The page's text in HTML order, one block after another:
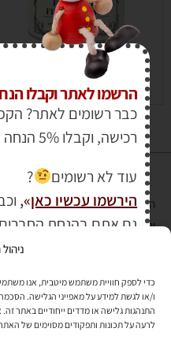
ו/או לגשת למידע על מאפייני הגלישה. הסכמה
התנהגות גלישה או מדדים ייחודיים באתר
לרעה על תכונות ותפקודים מסוימים של
69.00
והעומד בתקן אבטחה PCI DSS Level-1
הרשמו לאתר וקבלו
כבר רשומים לאתר?
רכישה, וקבלו 5% הנחה על כל עגלת הקניות.
עוד לא רשומים
?
הירשמו עכשיו כאן»
,
גם אתם בהנחת